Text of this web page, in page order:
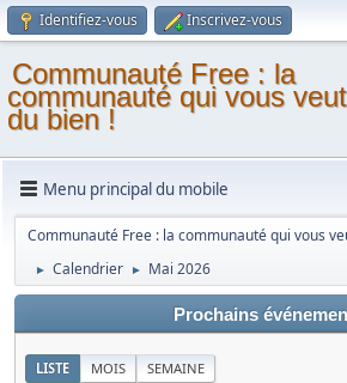
Identifiez-vous Inscrivez-vous
Communauté Free : la
communauté qui vous veut
du bien !
Menu principal du mobile
Communauté Free : la communauté qui vous
► Calendrier ► Mai 2026
Prochains
LISTE MOIS SEMAINE